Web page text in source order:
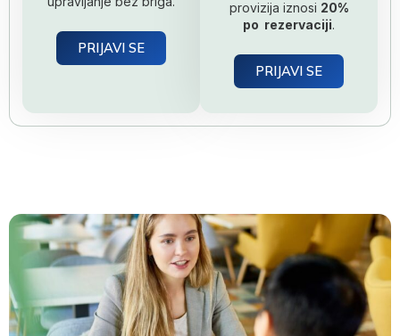
PRIJAVI SE
provizija iznosi 20%
po rezervaciji.
PRIJAVI SE